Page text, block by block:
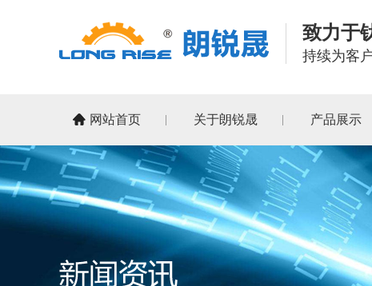
致力于
持续为客
网站首页 关于朗锐晟 产品展示